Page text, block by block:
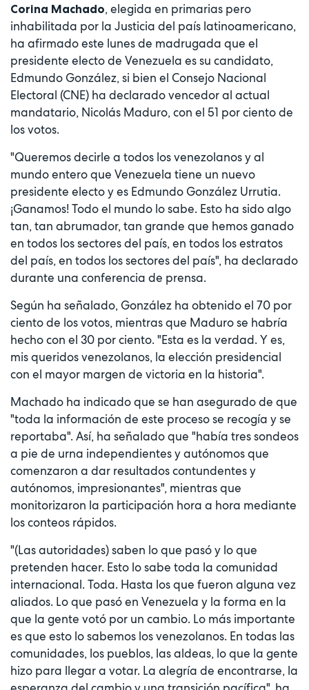
Corina Machado, elegida en primarias pero
inhabilitada por la Justicia del país latinoamericano,
ha afirmado este lunes de madrugada que el
presidente electo de Venezuela es su candidato,
Edmundo González, si bien el Consejo Nacional
Electoral (CNE) ha declarado vencedor al actual
mandatario, Nicolás Maduro, con el 51 por ciento de
los votos.
"Queremos decirle a todos los venezolanos y al
mundo entero que Venezuela tiene un nuevo
presidente electo y es Edmundo González Urrutia.
¡Ganamos! Todo el mundo lo sabe. Esto ha sido algo
tan, tan abrumador, tan grande que hemos ganado
en todos los sectores del país, en todos los estratos
del país, en todos los sectores del país", ha declarado
durante una conferencia de prensa.
Según ha señalado, González ha obtenido el 70 por
ciento de los votos, mientras que Maduro se habría
hecho con el 30 por ciento. "Esta es la verdad. Y es,
mis queridos venezolanos, la elección presidencial
con el mayor margen de victoria en la historia".
Machado ha indicado que se han asegurado de que
"toda la información de este proceso se recogía y se
reportaba". Así, ha señalado que "había tres sondeos
a pie de urna independientes y autónomos que
comenzaron a dar resultados contundentes y
autónomos, impresionantes", mientras que
monitorizaron la participación hora a hora mediante
los conteos rápidos.
"(Las autoridades) saben lo que pasó y lo que
pretenden hacer. Esto lo sabe toda la comunidad
internacional. Toda. Hasta los que fueron alguna vez
aliados. Lo que pasó en Venezuela y la forma en la
que la gente votó por un cambio. Lo más importante
es que esto lo sabemos los venezolanos. En todas las
comunidades, los pueblos, las aldeas, lo que la gente
hizo para llegar a votar. La alegría de encontrarse, la